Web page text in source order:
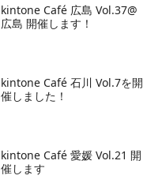
kintone Café 広島 Vol.37@
広島 開催します！
​kintone Café 石川 Vol.7を開
催しました！
kintone Café 愛媛 Vol.21 開
催します